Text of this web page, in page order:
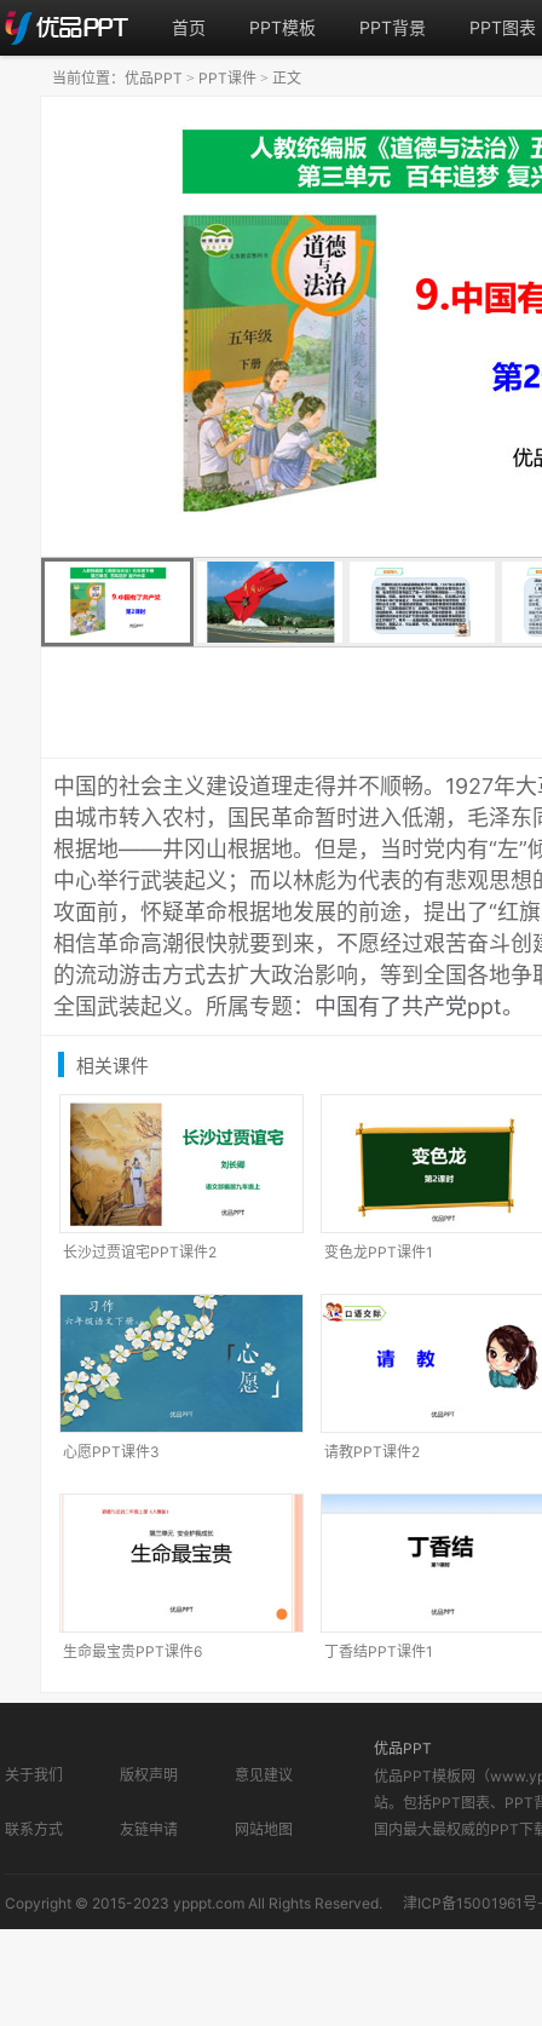
首页 PPT模板 PPT背景 PPT图表
中国的社会主义建设道理走得并不顺畅。1927年
由城市转入农村，国民革命暂时进入低潮，毛泽
根据地——井冈山根据地。但是，当时党内有“左”
中心举行武装起义；而以林彪为代表的有悲观思想
攻面前，怀疑革命根据地发展的前途，提出了“红
相信革命高潮很快就要到来，不愿经过艰苦奋斗
的流动游击方式去扩大政治影响，等到全国各地
全国武装起义。所属专题： 中国有了共产党ppt。
当前位置： 优品PPT > PPT课件 > 正文
相关课件
长沙过贾谊宅PPT课件2 变色龙PPT课件1
心愿PPT课件3 请教PPT课件2
生命最宝贵PPT课件6 丁香结PPT课件1
关于我们 版权声明 意见建议
联系方式 友链申请 网站地图
优品PPT
优品PPT模板网（
站。包括PPT图表、PPT
国内最大最权威的PPT下
Copyright © 2015-2023 ypppt.com All Rights Reserved. 津ICP备15001961号